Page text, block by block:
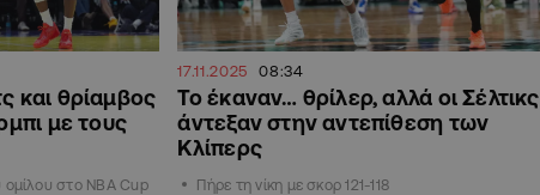
και θρίαμβος
με τους
στο NBA Cup
17.11.2025 08:34
Το έκαναν… θρίλερ, αλλά οι Σέλτικς
άντεξαν στην αντεπίθεση των
Κλίπερς
Πήρε τη νίκη με σκορ 121-118